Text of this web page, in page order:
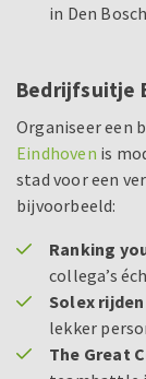
in Den
Bedrijfsuitje
Organiseer een
Eindhoven is
stad voor een
bijvoorbeeld:
Ranking
collega’s
Solex
lekker
The Great